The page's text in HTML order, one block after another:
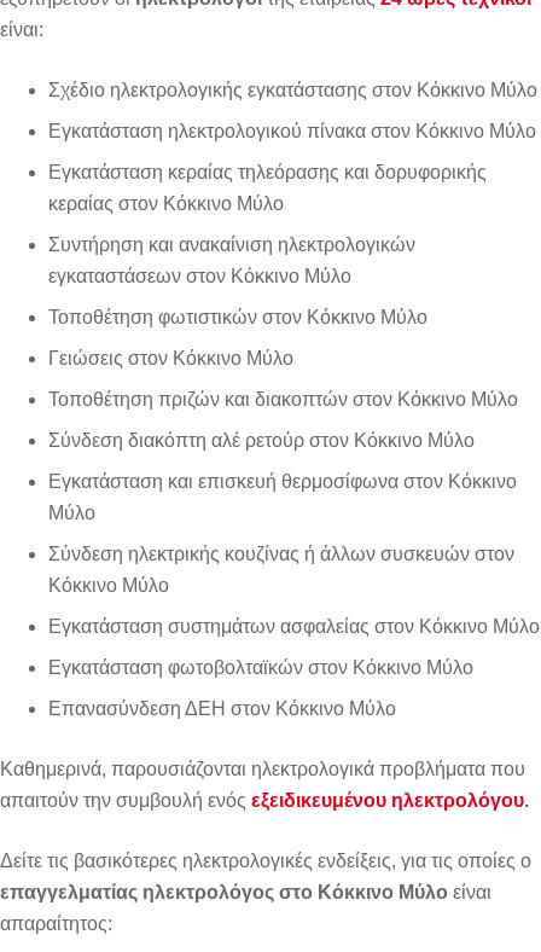
είναι:
Σχέδιο ηλεκτρολογικής εγκατάστασης στον Κόκκινο Μύλο
Εγκατάσταση ηλεκτρολογικού πίνακα στον Κόκκινο Μύλο
Εγκατάσταση κεραίας τηλεόρασης και δορυφορικής
κεραίας στον Κόκκινο Μύλο
Συντήρηση και ανακαίνιση ηλεκτρολογικών
εγκαταστάσεων στον Κόκκινο Μύλο
Τοποθέτηση φωτιστικών στον Κόκκινο Μύλο
Γειώσεις στον Κόκκινο Μύλο
Τοποθέτηση πριζών και διακοπτών στον Κόκκινο Μύλο
Σύνδεση διακόπτη αλέ ρετούρ στον Κόκκινο Μύλο
Εγκατάσταση και επισκευή θερμοσίφωνα στον Κόκκινο
Μύλο
Σύνδεση ηλεκτρικής κουζίνας ή άλλων συσκευών στον
Κόκκινο Μύλο
Εγκατάσταση συστημάτων ασφαλείας στον Κόκκινο Μύλο
Εγκατάσταση φωτοβολταϊκών στον Κόκκινο Μύλο
Επανασύνδεση ΔΕΗ στον Κόκκινο Μύλο
Καθημερινά, παρουσιάζονται ηλεκτρολογικά προβλήματα που
απαιτούν την συμβουλή ενός εξειδικευμένου ηλεκτρολόγου.
Δείτε τις βασικότερες ηλεκτρολογικές ενδείξεις, για τις οποίες ο
επαγγελματίας ηλεκτρολόγος στο Κόκκινο Μύλο είναι
απαραίτητος: